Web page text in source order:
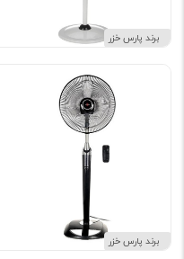
برند پارس خزر
برند پارس خزر